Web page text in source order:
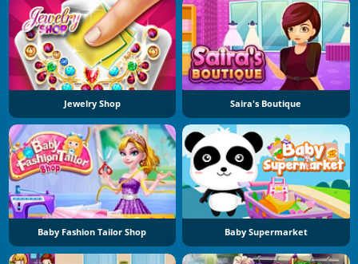
Jewelry Shop Saira's Boutique
Baby Fashion Tailor Shop Baby Supermarket